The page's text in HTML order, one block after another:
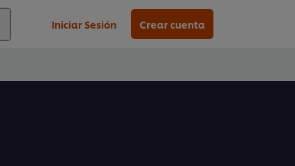
Iniciar Sesión Crear cuenta